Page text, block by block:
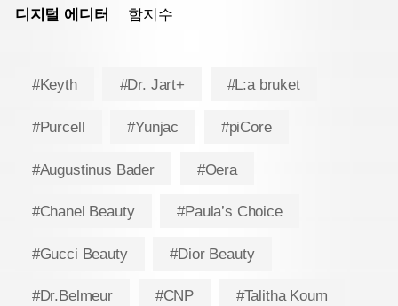
디지털 에디터
함지수
#Keyth #Dr. Jart+ #L:a bruket
#Purcell #Yunjac #piCore
#Augustinus Bader #Oera
#Chanel Beauty #Paula’s Choice
#Gucci Beauty #Dior Beauty
#Dr.Belmeur #CNP #Talitha Koum